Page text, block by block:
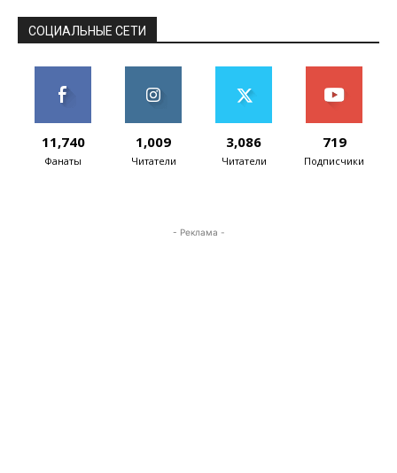
СОЦИАЛЬНЫЕ СЕТИ
11,740
Фанаты
1,009
Читатели
3,086
Читатели
719
Подписчики
- Реклама -